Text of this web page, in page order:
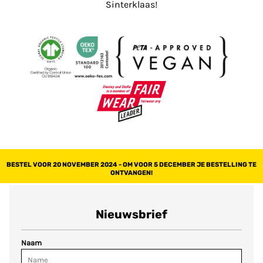
Sinterklaas!
BESTEL VOOR 20 NOVEMBER 2024 - OM VOOR 5 DECEMBER JE BESTELLING TE
ONTVANGEN!
Nieuwsbrief
Naam